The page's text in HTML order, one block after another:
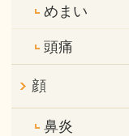
めまい
頭痛
顔
鼻炎